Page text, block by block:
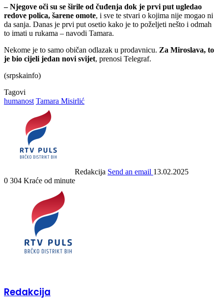
– Njegove oči su se širile od čuđenja dok je prvi put ugledao
redove polica, šarene omote, i sve te stvari o kojima nije mogao ni
da sanja. Danas je prvi put osetio kako je to poželjeti nešto i odmah
to imati u rukama – navodi Tamara.
Nekome je to samo običan odlazak u prodavnicu. Za Miroslava, to
je bio cijeli jedan novi svijet, prenosi Telegraf.
(srpskainfo)
Tagovi
humanost Tamara Misirlić
Redakcija Send an email 13.02.2025
0 304 Kraće od minute
Redakcija